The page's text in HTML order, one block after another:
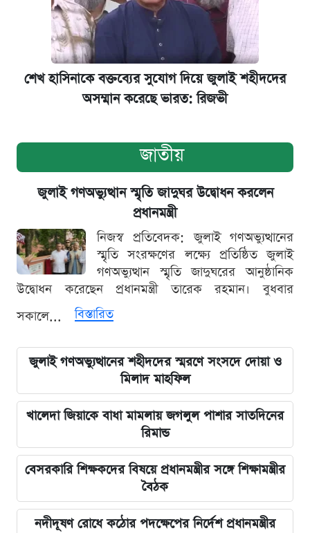
শেখ হাসিনাকে বক্তব্যের সুযোগ দিয়ে জুলাই শহীদদের
অসম্মান করেছে ভারত: রিজভী
জাতীয়
জুলাই গণঅভ্যুত্থান স্মৃতি জাদুঘর উদ্বোধন করলেন
প্রধানমন্ত্রী
নিজস্ব প্রতিবেদক: জুলাই গণঅভ্যুত্থানের
স্মৃতি সংরক্ষণের লক্ষ্যে প্রতিষ্ঠিত জুলাই
গণঅভ্যুত্থান স্মৃতি জাদুঘরের আনুষ্ঠানিক
উদ্বোধন করেছেন প্রধানমন্ত্রী তারেক রহমান। বুধবার
সকালে...
বিস্তারিত
জুলাই গণঅভ্যুত্থানের শহীদদের স্মরণে সংসদে দোয়া ও
মিলাদ মাহফিল
খালেদা জিয়াকে বাধা মামলায় জগলুল পাশার সাতদিনের
রিমান্ড
বেসরকারি শিক্ষকদের বিষয়ে প্রধানমন্ত্রীর সঙ্গে শিক্ষামন্ত্রীর
বৈঠক
নদীদূষণ রোধে কঠোর পদক্ষেপের নির্দেশ প্রধানমন্ত্রীর